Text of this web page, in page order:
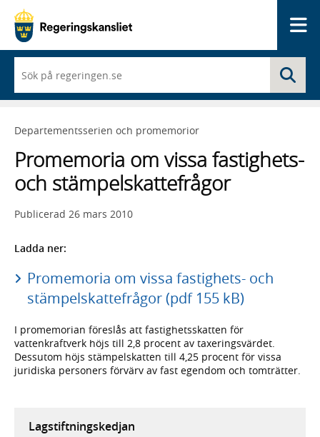
du
börjar
skriva
framträder
lista
med
sökförslag
Departementsserien och promemorior
Promemoria om vissa fastighets-
och stämpelskattefrågor
Publicerad 26 mars 2010
Ladda ner:
Promemoria om vissa fastighets- och
stämpelskattefrågor (pdf 155 kB)
I promemorian föreslås att fastighetsskatten för
vattenkraftverk höjs till 2,8 procent av taxeringsvärdet.
Dessutom höjs stämpelskatten till 4,25 procent för vissa
juridiska personers förvärv av fast egendom och tomträtter.
Lagstiftningskedjan